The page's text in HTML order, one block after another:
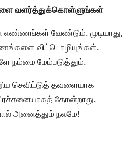
வளர்த்துக்கொள்ளுங்கள்
எண்ணங்கள் வேண்டும். முடியாது,
விட்டொழியுங்கள்.
மேம்படுத்தும்.
செவிட்டுத் தவளையாக
தோன்றாது.
அனைத்தும் நலமே!